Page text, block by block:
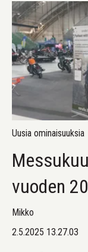
Uusia ominaisuuksia
vuoden
Mikko
2.5.2025 13.27.03